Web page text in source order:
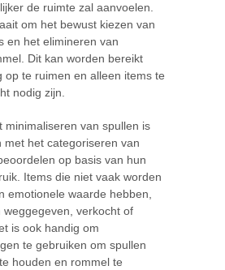
de ruimte zal aanvoelen.
om het bewust kiezen van
en het elimineren van
Dit kan worden bereikt
op te ruimen en alleen items te
nodig zijn.
minimaliseren van spullen is
met het categoriseren van
op basis van hun
Items die niet vaak worden
emotionele waarde hebben,
weggegeven, verkocht of
is ook handig om
te gebruiken om spullen
houden en rommel te